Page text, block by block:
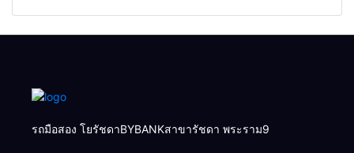
รถมือสอง โยรัชดาBYBANKสาขารัชดา พระราม9